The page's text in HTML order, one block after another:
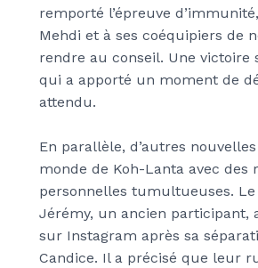
remporté l’épreuve
Mehdi et à ses coéquipiers de
rendre au conseil. Une victoire
qui a apporté un moment de
attendu.
En parallèle, d’autres
monde de Koh-Lanta avec des
personnelles tumultueuses. Le
Jérémy, un ancien participant,
sur Instagram après sa
Candice. Il a précisé que leur